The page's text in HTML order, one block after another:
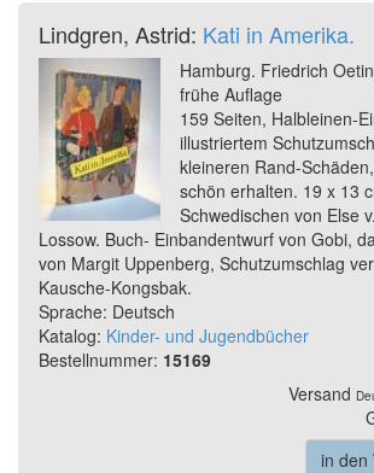
Lindgren, Astrid: Kati in Amerika.
Hamburg. Friedrich
frühe Auflage
159 Seiten, Halbleinen-
illustriertem
kleineren Rand-
schön erhalten. 19 x 13
Schwedischen von Else
Lossow. Buch- Einbandentwurf von Gobi,
von Margit Uppenberg, Schutzumschlag
Kausche-Kongsbak.
Sprache: Deutsch
Katalog: Kinder- und Jugendbücher
Bestellnummer: 15169
Versand
in den